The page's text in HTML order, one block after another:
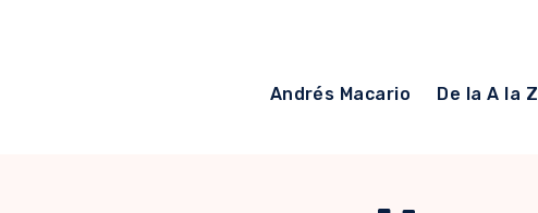
Andrés Macario De la A la Z